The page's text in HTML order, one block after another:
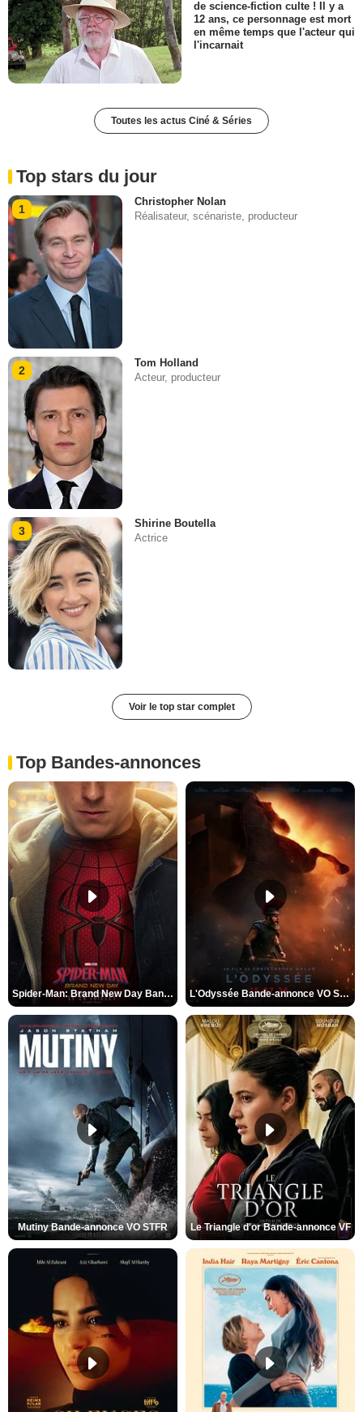
de science-fiction culte ! Il y a
12 ans, ce personnage est mort
en même temps que l'acteur qui
l'incarnait
Toutes les actus Ciné & Séries
Top stars du jour
1
Christopher Nolan
Réalisateur, scénariste, producteur
2
Tom Holland
Acteur, producteur
3
Shirine Boutella
Actrice
Voir le top star complet
Top Bandes-annonces
Spider-Man: Brand New Day Bande-annonce VO STFR L'Odyssée Bande-annonce VO STFR
Mutiny Bande-annonce VO STFR Le Triangle d'or Bande-annonce VF